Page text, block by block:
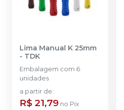
Lima Manual K 25mm
- TDK
Embalagem com 6
unidades
a partir de:
R$ 21,79 no Pix